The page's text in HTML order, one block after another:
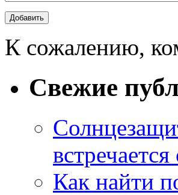
К сожалению,
Свежие
Как найти